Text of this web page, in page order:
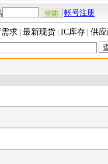
帐号注册
求 | 最新现货 | IC库存 | 供